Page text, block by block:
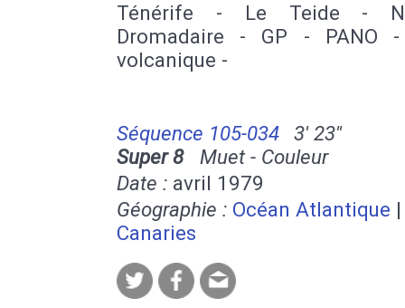
Ténérife - Le Teide -
Dromadaire - GP - PANO -
volcanique -
Séquence 105-034
3' 23''
Super 8Muet - Couleur
Date : avril 1979
Géographie : Océan Atlantique
Canaries